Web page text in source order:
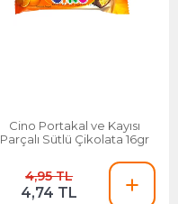
Cino Portakal ve Kayısı
Parçalı Sütlü Çikolata 16gr
4,95 TL
4,74 TL